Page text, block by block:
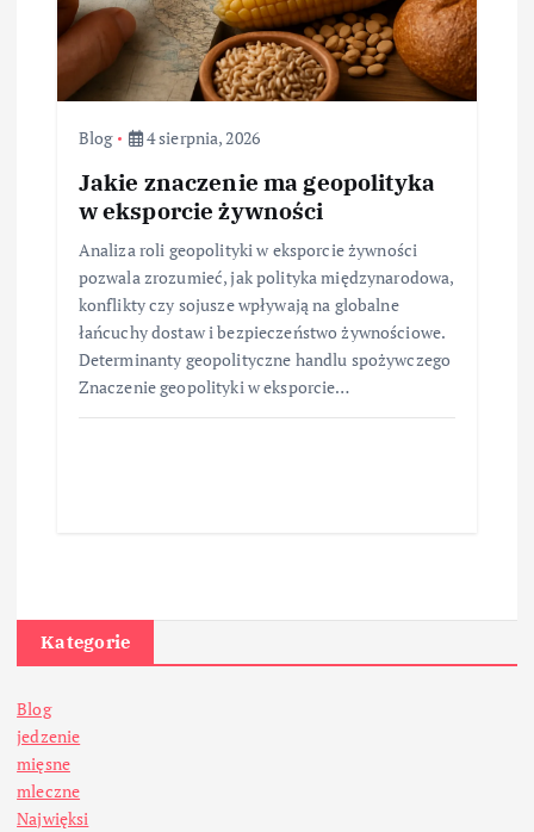
Blog 4 sierpnia, 2026
Jakie znaczenie ma geopolityka
w eksporcie żywności
Analiza roli geopolityki w eksporcie żywności
pozwala zrozumieć, jak polityka międzynarodowa,
konflikty czy sojusze wpływają na globalne
łańcuchy dostaw i bezpieczeństwo żywnościowe.
Determinanty geopolityczne handlu spożywczego
Znaczenie geopolityki w eksporcie…
Kategorie
Blog
jedzenie
mięsne
mleczne
Najwięksi